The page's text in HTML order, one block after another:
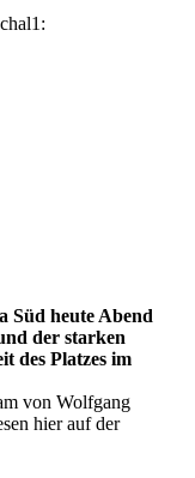
Süd heute Abend
der starken
des Platzes im
von Wolfgang
hier auf der